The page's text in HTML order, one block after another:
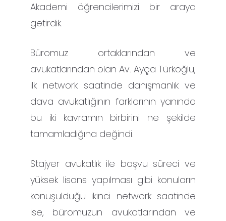
Akademi öğrencilerimizi bir araya
getirdik.
Büromuz ortaklarından ve
avukatlarından olan Av. Ayça Türkoğlu,
ilk network saatinde danışmanlık ve
dava avukatlığının farklarının yanında
bu iki kavramın birbirini ne şekilde
tamamladığına değindi.
Stajyer avukatlık ile başvu süreci ve
yüksek lisans yapılması gibi konuların
konuşulduğu ikinci network saatinde
ise, büromuzun avukatlarından ve